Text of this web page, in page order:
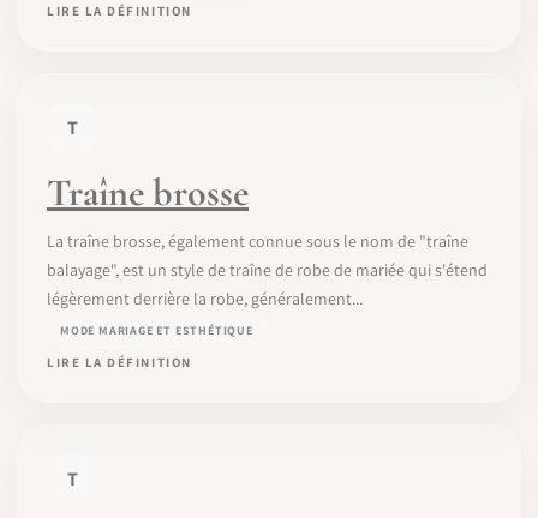
LIRE LA DÉFINITION
T
Traîne brosse
La traîne brosse, également connue sous le nom de "traîne
balayage", est un style de traîne de robe de mariée qui s'étend
légèrement derrière la robe, généralement...
MODE MARIAGE ET ESTHÉTIQUE
LIRE LA DÉFINITION
T